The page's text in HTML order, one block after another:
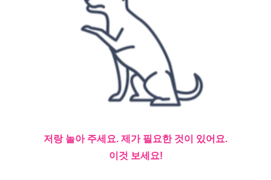
저랑 놀아 주세요. 제가 필요한 것이 있어요.
이것 보세요!